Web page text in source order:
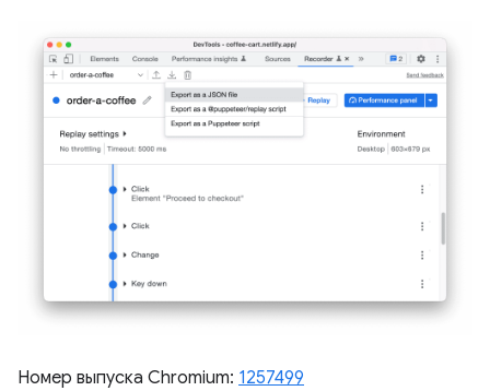
Номер выпуска Chromium: 1257499